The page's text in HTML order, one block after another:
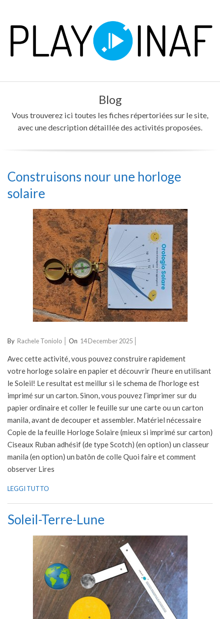
content
P
A
Menu
Blog
Vous trouverez ici toutes les fiches répertoriées sur le site,
avec une description détaillée des activités proposées.
Construisons nour une horloge
solaire
2025-
14
By Rachele Toniolo On 14 December 2025
Avec cette activité, vous pouvez construire rapidement
votre horloge solaire en papier et découvrir l’heure en utilisant
le Soleil! Le resultat est meillur si le schema de l’horloge est
imprimé sur un carton. Sinon, vous pouvez l’imprimer sur du
papier ordinaire et coller le feuille sur une carte ou un carton
manila, avant de decouper et assembler. Matériel nécessaire
Copie de la feuille Horloge Solaire (mieux si imprimé sur carton)
Ciseaux Ruban adhésif (de type Scotch) (en option) un classeur
manila (en option) un batôn de colle Quoi faire et comment
observer Lires
LEGGI TUTTO
Soleil-Terre-Lune